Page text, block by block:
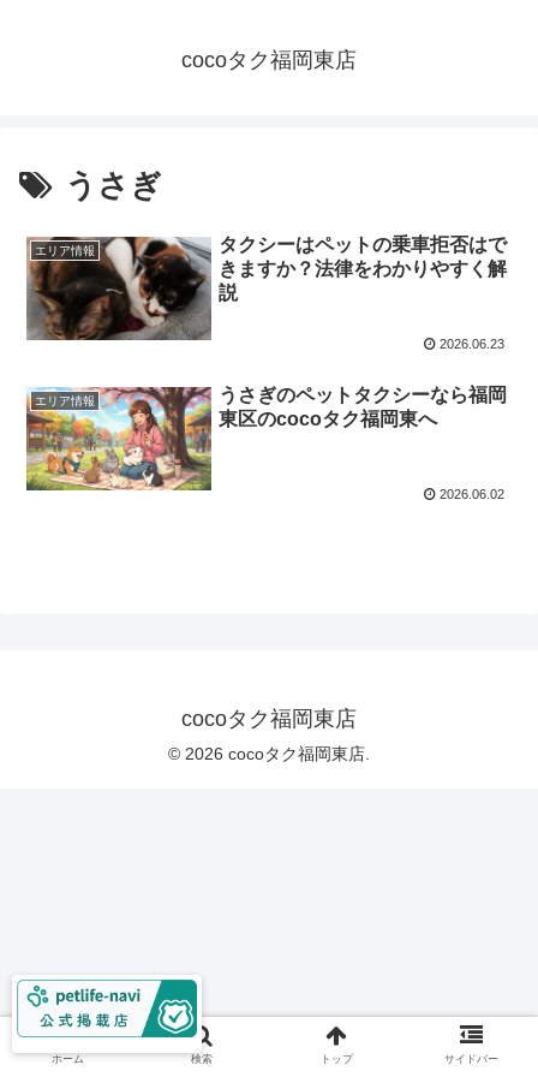
cocoタク福岡東店
うさぎ
エリア情報
タクシーはペットの乗車拒否はで
きますか？法律をわかりやすく解
説
2026.06.23
エリア情報
うさぎのペットタクシーなら福岡
東区のcocoタク福岡東へ
2026.06.02
cocoタク福岡東店
© 2026 cocoタク福岡東店.
ホーム 検索 トップ サイドバー